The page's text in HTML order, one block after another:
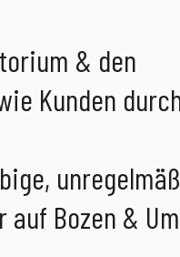
& den
Kunden
Bozen &